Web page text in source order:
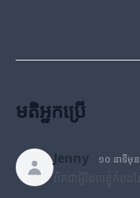
មតិអ្នកប្រើ
Jenny ១០ នាទីមុន